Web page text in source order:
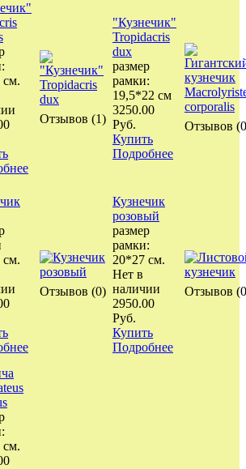
см.
Отзывов (1)
"Кузнечик"
Tropidacris
dux
размер
рамки:
19,5*22 см
3250.00
Руб.
Купить
Подробнее
Отзывов
см.
Отзывов (0)
Кузнечик
розовый
размер
рамки:
20*27 см.
Нет в
наличии
2950.00
Руб.
Купить
Подробнее
Отзывов
см.